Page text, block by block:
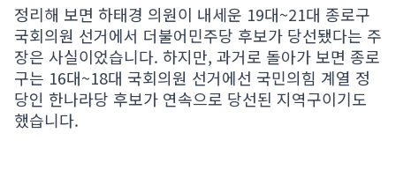
정리해 보면 하태경 의원이 내세운 19대~21대 종로구
국회의원 선거에서 더불어민주당 후보가 당선됐다는 주
장은 사실이었습니다. 하지만, 과거로 돌아가 보면 종로
구는 16대~18대 국회의원 선거에선 국민의힘 계열 정
당인 한나라당 후보가 연속으로 당선된 지역구이기도
했습니다.